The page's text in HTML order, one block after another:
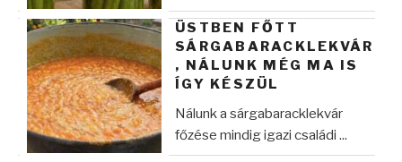
ÜSTBEN FŐTT
SÁRGABARACKLEKVÁR
, NÁLUNK MÉG MA IS
ÍGY KÉSZÜL
Nálunk a sárgabaracklekvár
főzése mindig igazi családi ...